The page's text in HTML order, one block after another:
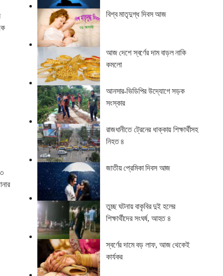
বিশ্ব মাতৃদুগ্ধ দিবস আজ
আজ দেশে স্বর্ণের দাম বাড়ল নাকি
কমলো
আনসার-ভিডিপির উদ্যোগে সড়ক
সংস্কার
রাজধানীতে ট্রেনের ধাক্কায় শিক্ষার্থীসহ
নিহত ৪
জাতীয় প্রেমিকা দিবস আজ
তুচ্ছ ঘটনায় বাকৃবির দুই হলের
শিক্ষার্থীদের সংঘর্ষ, আহত ৪
স্বর্ণের দামে বড় লাফ, আজ থেকেই
কার্যকর